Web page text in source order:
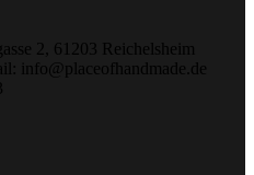
2, 61203 Reichelsheim
info@placeofhandmade.de